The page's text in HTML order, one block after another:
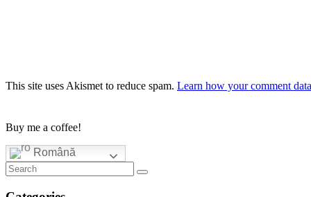
This site uses Akismet to reduce spam. Learn how your comment
Buy me a coffee!
Română